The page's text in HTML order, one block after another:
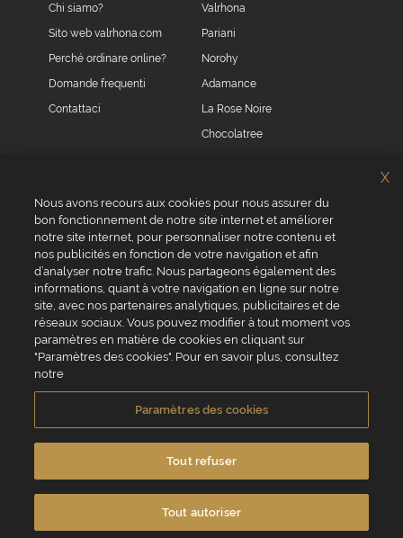
Contattaci
Chi siamo?
Sito web valrhona.com
Perché ordinare online?
Domande frequenti
Contattaci
Valrhona
Pariani
Norohy
Adamance
La Rose Noire
Chocolatree
Servizio clienti
0039 02 82 94 01 46
Da lunedì a venerdì dalle 8.30 alle 17.30
VALRHONA SAS - 12 Avenue PRESIDENT ROOSEVELT 26600 TAIN
Condizioni generali di vendita Informativa Cookies
Informativa sulla privacy Informazioni legali
Nous avons recours aux cookies pour nous assurer du
bon fonctionnement de notre site internet et améliorer
notre site internet, pour personnaliser notre contenu et
nos publicités en fonction de votre navigation et afin
d’analyser notre trafic. Nous partageons également des
informations, quant à votre navigation en ligne sur notre
site, avec nos partenaires analytiques, publicitaires et de
réseaux sociaux. Vous pouvez modifier à tout moment vos
paramètres en matière de cookies en cliquant sur
"Paramètres des cookies". Pour en savoir plus, consultez
notre
Paramètres des cookies
Tout refuser
Tout autoriser
X